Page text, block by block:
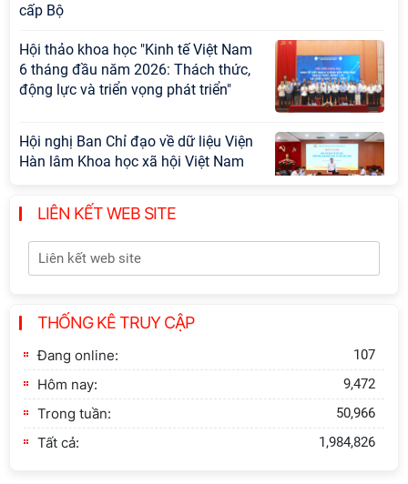
cấp Bộ
Hội thảo khoa học "Kinh tế Việt Nam
6 tháng đầu năm 2026: Thách thức,
động lực và triển vọng phát triển"
Hội nghị Ban Chỉ đạo về dữ liệu Viện
Hàn lâm Khoa học xã hội Việt Nam
triển Việt Nam trong kỷ nguyên mới:
Định hướng chiến lược và lựa chọn
Khai quật công trường khai thác đá
xây dựng Thành Nhà Hồ ở núi An
Tôn
LIÊN KẾT WEB SITE
THỐNG KÊ TRUY CẬP
Đang online: 107
Hôm nay: 9,472
Trong tuần: 50,966
Tất cả: 1,984,826